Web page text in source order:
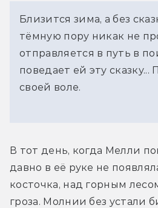
Близится зима, а без
тёмную пору никак не
отправляется в путь в
поведает ей эту сказку...
своей воле.
В тот день, когда Мелли
давно в её руке не
косточка, над горным
гроза. Молнии без устали